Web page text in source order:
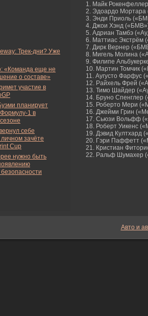
Трек-дни? Уже
«Команда еще не
о составе»
участие в
планирует
1 в
себе
зачёте
Cup
нужно быть
1. Майк
2. Эдоардо Мортара
3. Энди Приоль
4. Джои Хэнд
5. Адриан Тамбэ
6. Маттиас Экстрём
7. Дирк Вернер
8. Мигель Молина
9. Филипе
10. Мартин Томчик
11. Аугусто Фарфус
12. Райхель Фрей
13. Тимο Шайдер
14. Бруно Спенглер
15. Роберто Мери
16. Джейми Грин
17. Сьюзи Вольфф
18. Роберт Уикенс
19. Дэвид Култхард
20. Гэри Паффетт
21. Кристиан
22. Ральф Шумахер
Авто и